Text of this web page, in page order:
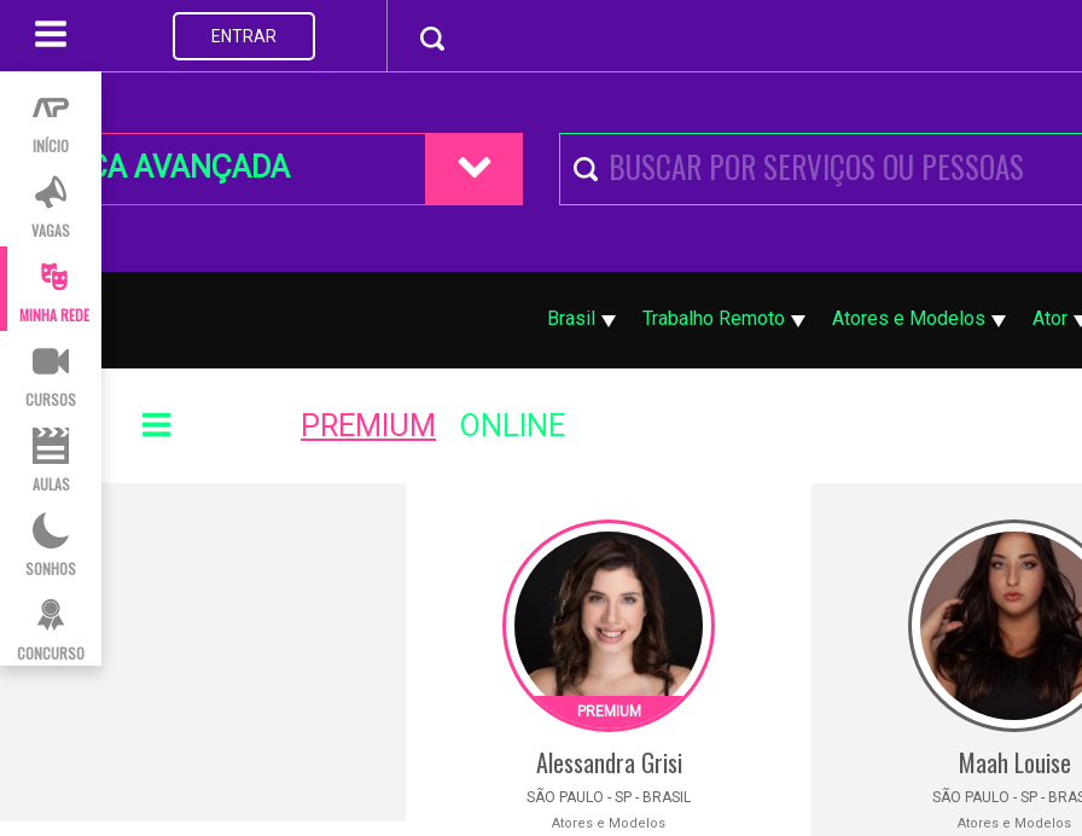
INÍCIO
VAGAS
MINHA REDE
CURSOS
AULAS
SONHOS
CONCURSO
ENTRAR
BUSCA AVANÇADA
Brasil Trabalho Remoto Atores e Modelos Ator
PREMIUM ONLINE
Alessandra Grisi
SÃO PAULO - SP - BRASIL
Atores e Modelos
Maah Louise
SÃO PAULO - SP -
Atores e Modelos